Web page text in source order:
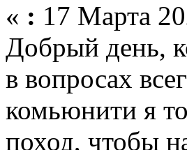
« : 17 Марта
Добрый день,
в вопросах
комьюнити я
поход, чтобы